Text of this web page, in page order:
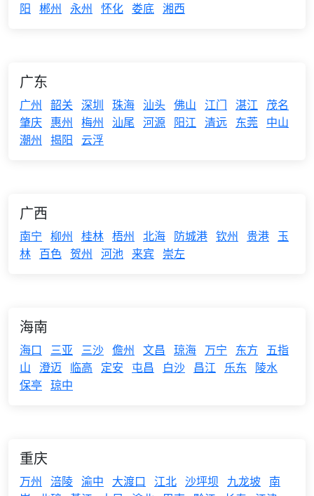
阳 郴州 永州 怀化 娄底 湘西
广东
广州 韶关 深圳 珠海 汕头 佛山 江门 湛江
茂名
肇庆 惠州 梅州 汕尾 河源 阳江 清远 东莞 中山
潮州 揭阳 云浮
广西
南宁 柳州 桂林 梧州 北海 防城港 钦州 贵港 玉
林 百色 贺州 河池 来宾 崇左
海南
海口 三亚 三沙 儋州 文昌 琼海 万宁 东方
五指
山
澄迈 临高 定安 屯昌 白沙 昌江 乐东
陵水
保亭 琼中
重庆
万州 涪陵 渝中 大渡口 江北 沙坪坝 九龙坡 南